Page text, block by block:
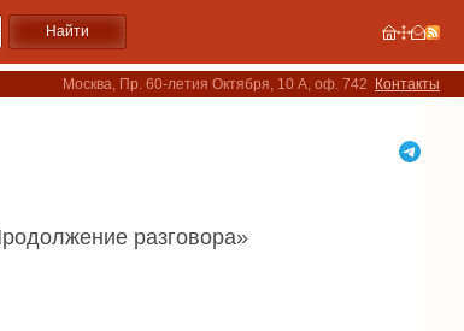
Москва, Пр. 60-летия Октября, 10 А, оф. 742 Контакты
разговора»